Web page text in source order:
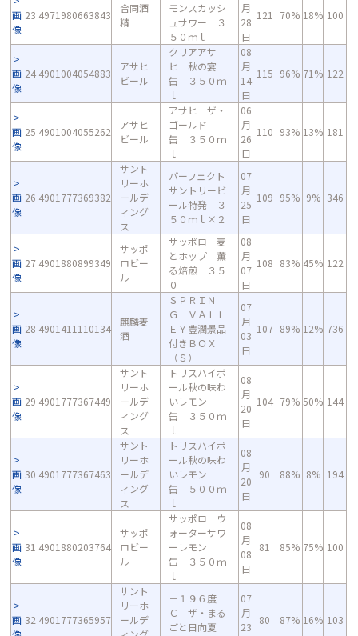
画
像
23 4971980663843
合同酒
精
モンスカッシ
ュサワー ３
５０ｍｌ
月
28
日
121 70% 18% 100
画
像
24 4901004054883
アサヒ
ビール
クリアアサ
ヒ 秋の宴
缶 ３５０ｍ
ｌ
08
月
14
日
115 96% 71% 122
画
像
25 4901004055262
アサヒ
ビール
アサヒ ザ・
ゴールド
缶 ３５０ｍ
ｌ
06
月
26
日
110 93% 13% 181
画
像
26 4901777369382
サント
リーホ
ールデ
ィング
ス
パーフェクト
サントリービ
ール特発 ３
５０ｍｌ×２
07
月
25
日
109 95% 9% 346
画
像
27 4901880899349
サッポ
ロビー
ル
サッポロ 麦
とホップ 薫
る焙煎 ３５
０
08
月
07
日
108 83% 45% 122
画
像
28 4901411110134
麒麟麦
酒
ＳＰＲＩＮ
Ｇ ＶＡＬＬ
ＥＹ豊潤景品
付きＢＯＸ
（Ｓ）
07
月
03
日
107 89% 12% 736
画
像
29 4901777367449
サント
リーホ
ールデ
ィング
ス
トリスハイボ
ール秋の味わ
いレモン
缶 ３５０ｍ
ｌ
08
月
20
日
104 79% 50% 144
画
像
30 4901777367463
サント
リーホ
ールデ
ィング
ス
トリスハイボ
ール秋の味わ
いレモン
缶 ５００ｍ
ｌ
08
月
20
日
90 88% 8% 194
画
像
31 4901880203764
サッポ
ロビー
ル
サッポロ ウ
ォーターサワ
ーレモン
缶 ３５０ｍ
ｌ
08
月
08
日
81 85% 75% 100
画 32 4901777365957
サント
リーホ
ールデ
－１９６度
Ｃ ザ・まる
ごと日向夏
07
月
23
80 87% 16% 103